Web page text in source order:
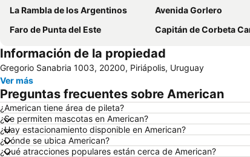
La Rambla de los Argentinos
Avenida Gorlero
Faro de Punta del Este
Capitán de Corbeta Carlos A. Curbelo
Información de la propiedad
Gregorio Sanabria 1003, 20200, Piriápolis, Uruguay
Ver más
Preguntas frecuentes sobre American
¿American tiene área de pileta?
¿Se permiten mascotas en American?
¿Hay estacionamiento disponible en American?
¿Dónde se ubica American?
¿Qué atracciones populares están cerca de American?